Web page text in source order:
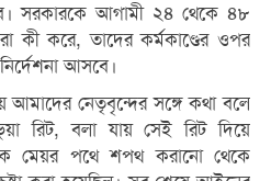
সরকারকে আগামী ২৪ থেকে ৪৮
কী করে, তাদের কর্মকাণ্ডের ওপর
আসবে।
নেতৃবৃন্দের সঙ্গে কথা বলে
রিট, বলা যায় সেই রিট দিয়ে
মেয়র পথে শপথ করানো থেকে